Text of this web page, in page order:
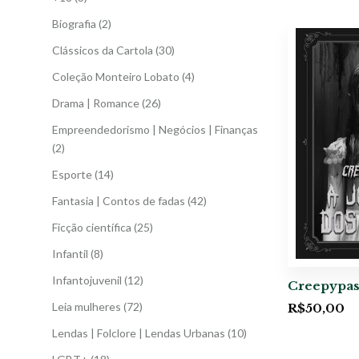
Biografia (2)
Clássicos da Cartola (30)
Coleção Monteiro Lobato (4)
Drama | Romance(26)
Empreendedorismo | Negócios | Finanças
(2)
Esporte(14)
Fantasia | Contos de fadas (42)
Ficção científica (25)
Infantil (8)
Infantojuvenil (12)
Leia mulheres (72)
Lendas | Folclore | Lendas Urbanas (10)
R$50,00